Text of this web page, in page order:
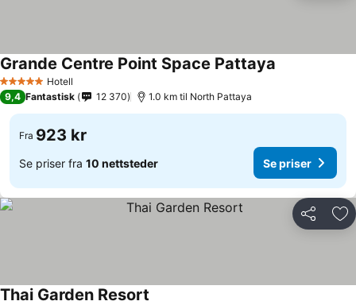
5 Stjerner Hotell
Grande Centre Point Space Pattaya
9,4 Fantastisk 12 370 1.0 km til North Pattaya
Fra 923 kr
Se priser fra 10 nettsteder Se priser
Del
Thai Garden Resort